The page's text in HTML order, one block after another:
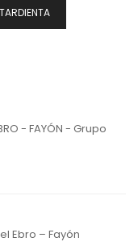
- FAYÓN - Grupo
Ebro – Fayón